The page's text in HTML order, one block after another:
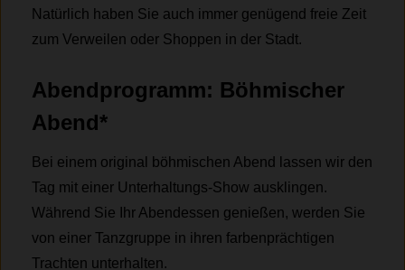
Natürlich haben Sie auch immer genügend freie Zeit
zum Verweilen oder Shoppen in der Stadt.
Abendprogramm: Böhmischer
Abend*
Bei einem original böhmischen Abend lassen wir den
Tag mit einer Unterhaltungs-Show ausklingen.
Während Sie Ihr Abendessen genießen, werden Sie
von einer Tanzgruppe in ihren farbenprächtigen
Trachten unterhalten.